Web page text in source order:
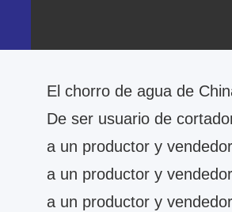
El chorro de agua de
De ser usuario de
a un productor y
a un productor y
a un productor y